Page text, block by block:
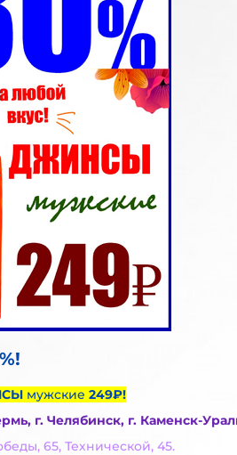
мужские 249₽!
г. Челябинск, г. Каменск-
65, Технической, 45.